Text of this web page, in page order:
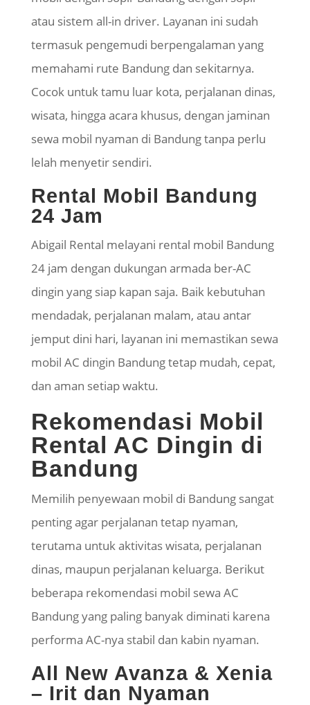
atau sistem all-in driver. Layanan ini sudah
termasuk pengemudi berpengalaman yang
memahami rute Bandung dan sekitarnya.
Cocok untuk tamu luar kota, perjalanan dinas,
wisata, hingga acara khusus, dengan jaminan
sewa mobil nyaman di Bandung tanpa perlu
lelah menyetir sendiri.
Rental Mobil Bandung
24 Jam
Abigail Rental melayani rental mobil Bandung
24 jam dengan dukungan armada ber-AC
dingin yang siap kapan saja. Baik kebutuhan
mendadak, perjalanan malam, atau antar
jemput dini hari, layanan ini memastikan sewa
mobil AC dingin Bandung tetap mudah, cepat,
dan aman setiap waktu.
Rekomendasi Mobil
Rental AC Dingin di
Bandung
Memilih penyewaan mobil di Bandung sangat
penting agar perjalanan tetap nyaman,
terutama untuk aktivitas wisata, perjalanan
dinas, maupun perjalanan keluarga. Berikut
beberapa rekomendasi mobil sewa AC
Bandung yang paling banyak diminati karena
performa AC-nya stabil dan kabin nyaman.
All New Avanza & Xenia
– Irit dan Nyaman